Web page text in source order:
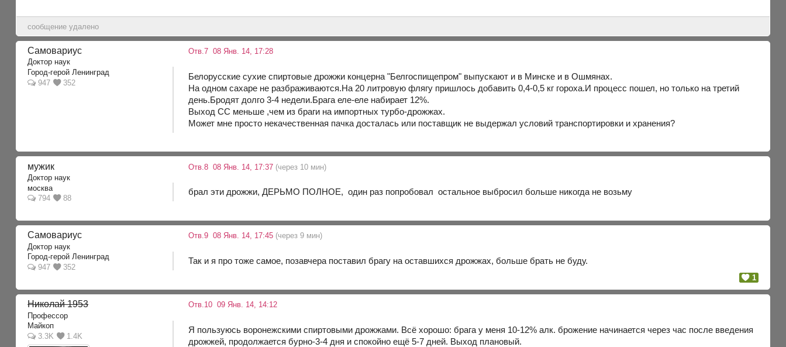
сообщение удалено
Самовариус
Доктор наук
Город-герой Ленинград
947
352
Отв.7 08 Янв. 14, 17:28
Белорусские сухие спиртовые дрожжи концерна "Белгоспищепром" выпускают и в Минске и в Ошмянах.
На одном сахаре не разбраживаются.На 20 литровую флягу пришлось добавить 0,4-0,5 кг гороха.И процесс пошел, но только на третий
день.Бродят долго 3-4 недели.Брага еле-еле набирает 12%.
Выход СС меньше ,чем из браги на импортных турбо-дрожжах.
Может мне просто некачественная пачка досталась или поставщик не выдержал условий транспортировки и хранения?
мужик
Доктор наук
москва
794
88
Отв.8 08 Янв. 14, 17:37 (через 10 мин)
брал эти дрожжи, ДЕРЬМО ПОЛНОЕ, один раз попробовал остальное выбросил больше никогда не возьму
Самовариус
Доктор наук
Город-герой Ленинград
947
352
Отв.9 08 Янв. 14, 17:45 (через 9 мин)
Так и я про тоже самое, позавчера поставил брагу на оставшихся дрожжах, больше брать не буду.
1
Николай 1953
Профессор
Майкоп
3.3K
1.4K
Отв.10 09 Янв. 14, 14:12
Я пользуюсь воронежскими спиртовыми дрожжами. Всё хорошо: брага у меня 10-12% алк. брожение начинается через час после введения
дрожжей, продолжается бурно-3-4 дня и спокойно ещё 5-7 дней. Выход плановый.